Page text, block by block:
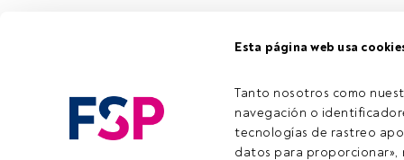
Esta página web usa
Tanto nosotros como
navegación o
tecnologías de rastreo
datos para proporcionar»,